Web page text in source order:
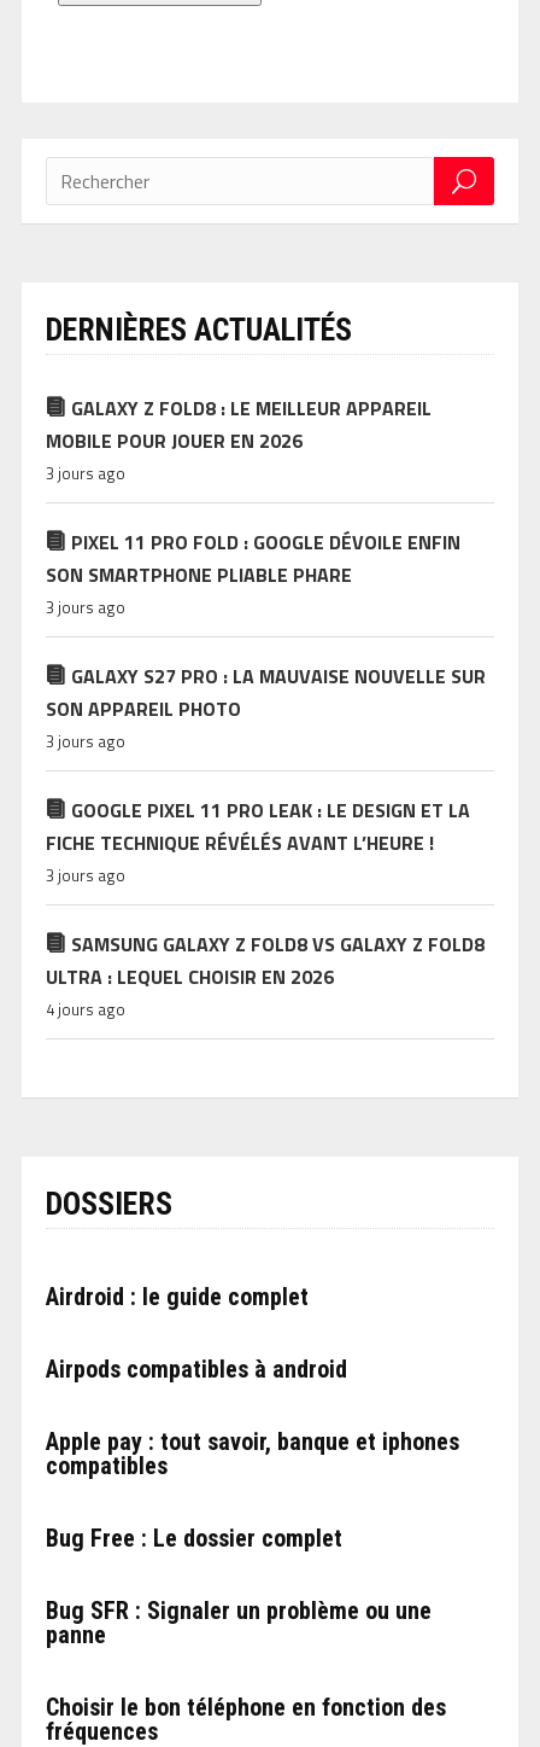
DERNIÈRES ACTUALITÉS
GALAXY Z FOLD8 : LE MEILLEUR APPAREIL
MOBILE POUR JOUER EN 2026
3 jours ago
PIXEL 11 PRO FOLD : GOOGLE DÉVOILE ENFIN
SON SMARTPHONE PLIABLE PHARE
3 jours ago
GALAXY S27 PRO : LA MAUVAISE NOUVELLE SUR
SON APPAREIL PHOTO
3 jours ago
GOOGLE PIXEL 11 PRO LEAK : LE DESIGN ET LA
FICHE TECHNIQUE RÉVÉLÉS AVANT L’HEURE !
3 jours ago
SAMSUNG GALAXY Z FOLD8 VS GALAXY Z FOLD8
ULTRA : LEQUEL CHOISIR EN 2026
4 jours ago
DOSSIERS
Airdroid : le guide complet
Airpods compatibles à android
Apple pay : tout savoir, banque et iphones
compatibles
Bug Free : Le dossier complet
Bug SFR : Signaler un problème ou une
panne
Choisir le bon téléphone en fonction des
fréquences